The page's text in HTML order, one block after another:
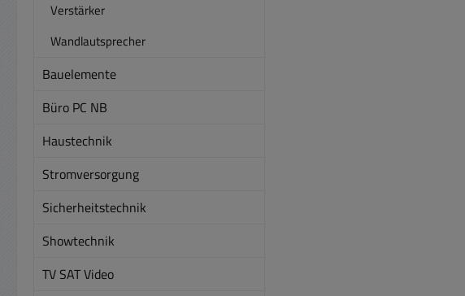
Verstärker
Wandlautsprecher
Bauelemente
Büro PC NB
Haustechnik
Stromversorgung
Sicherheitstechnik
Showtechnik
TV SAT Video